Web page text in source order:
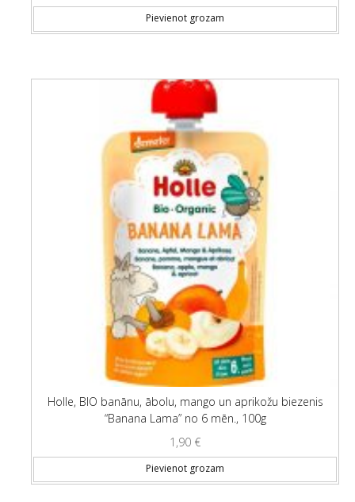
Pievienot grozam
Holle, BIO banānu, ābolu, mango un aprikožu biezenis
“Banana Lama” no 6 mēn., 100g
1,90 €
Pievienot grozam